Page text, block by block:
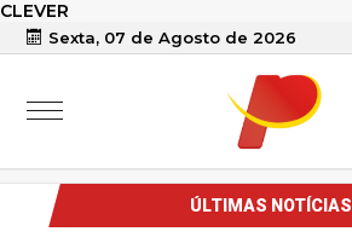
CLEVER
Sexta, 07 de Agosto de 2026
ÚLTIMAS NOTÍCIAS